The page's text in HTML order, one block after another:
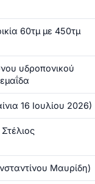
60τμ με 450τμ
υδροπονικού
16 Ιουλίου 2026)
Μαυρίδη)